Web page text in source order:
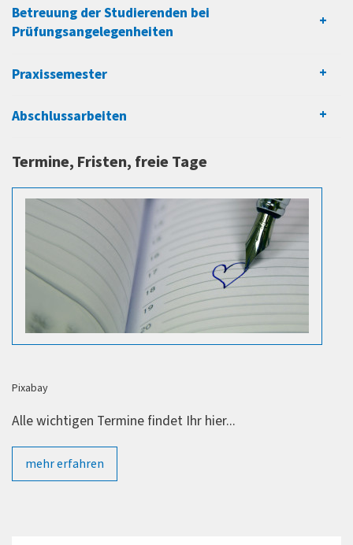
Betreuung der Studierenden bei
Prüfungsangelegenheiten
Praxissemester
Abschlussarbeiten
Termine, Fristen, freie Tage
Pixabay
Alle wichtigen Termine findet Ihr hier...
mehr erfahren